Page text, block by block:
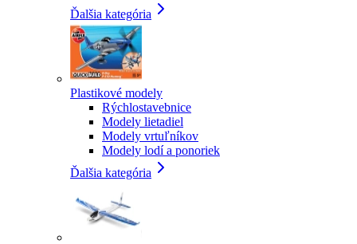
Ďalšia kategória
Plastikové modely
Rýchlostavebnice
Modely lietadiel
Modely vrtuľníkov
Modely lodí a ponoriek
Ďalšia kategória